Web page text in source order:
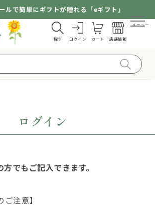
ルで簡単にギフトが贈れる「eギフト」
探す ログイン カート 店舗情報
メニュー
ログイン
方でもご記入できます。
ご注意】